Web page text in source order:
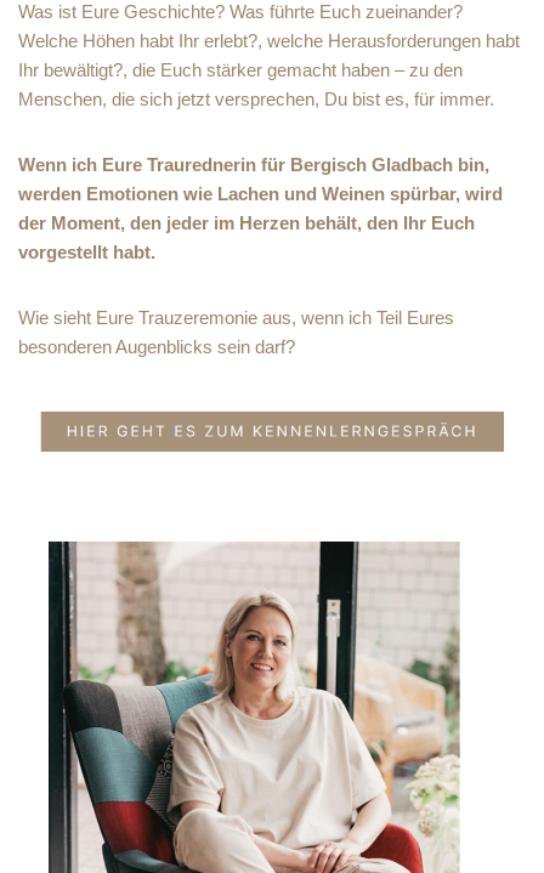
Was ist Eure Geschichte? Was führte Euch zueinander?
Welche Höhen habt Ihr erlebt?, welche Herausforderungen habt
Ihr bewältigt?, die Euch stärker gemacht haben – zu den
Menschen, die sich jetzt versprechen, Du bist es, für immer.
Wenn ich Eure Traurednerin für Bergisch Gladbach bin,
werden Emotionen wie Lachen und Weinen spürbar, wird
der Moment, den jeder im Herzen behält, den Ihr Euch
vorgestellt habt.
Wie sieht Eure Trauzeremonie aus, wenn ich Teil Eures
besonderen Augenblicks sein darf?